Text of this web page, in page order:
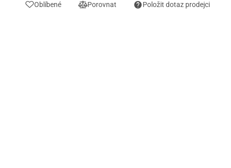
Oblíbené Porovnat Položit dotaz prodejci